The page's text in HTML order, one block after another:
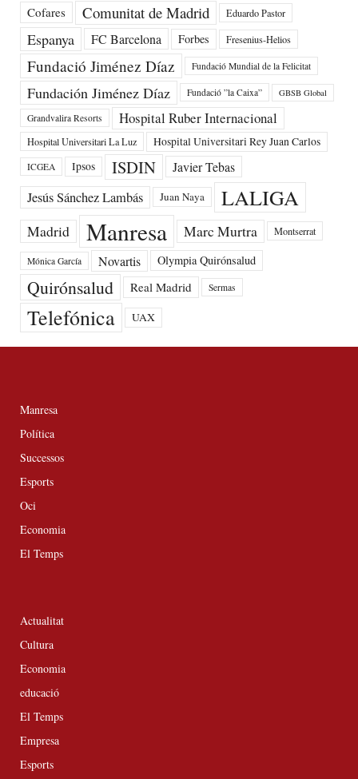
Cofares Comunitat de Madrid Eduardo Pastor
Espanya FC Barcelona Forbes Fresenius-Helios
Fundació Jiménez Díaz Fundació Mundial de la Felicitat
Fundación Jiménez Díaz Fundació ”la Caixa” GBSB Global
Grandvalira Resorts Hospital Ruber Internacional
Hospital Universitari La Luz Hospital Universitari Rey Juan Carlos
ICGEA Ipsos ISDIN Javier Tebas
Jesús Sánchez Lambás Juan Naya LALIGA
Madrid Manresa Marc Murtra Montserrat
Mónica García Novartis Olympia Quirónsalud
Quirónsalud Real Madrid Sermas
Telefónica UAX
Manresa
Política
Successos
Esports
Oci
Economia
El Temps
Actualitat
Cultura
Economia
educació
El Temps
Empresa
Esports